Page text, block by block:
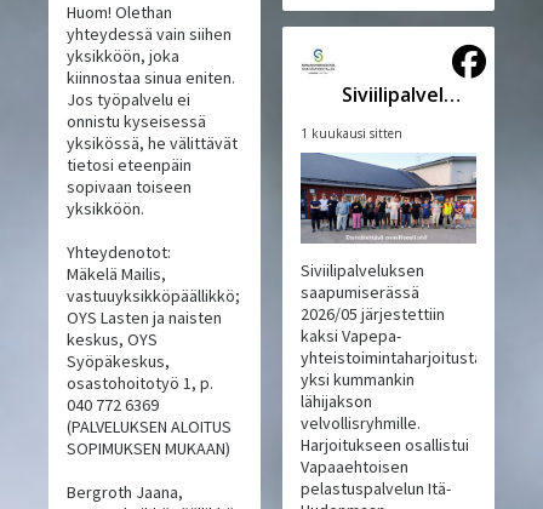
Huom! Olethan
yhteydessä vain siihen
yksikköön, joka
kiinnostaa sinua eniten.
Jos työpalvelu ei
onnistu kyseisessä
yksikössä, he välittävät
tietosi eteenpäin
sopivaan toiseen
yksikköön.
Yhteydenotot:
Mäkelä Mailis,
vastuuyksikköpäällikkö;
OYS Lasten ja naisten
keskus, OYS
Syöpäkeskus,
osastohoitotyö 1, p.
040 772 6369
(PALVELUKSEN ALOITUS
SOPIMUKSEN MUKAAN)
Bergroth Jaana,
Siviilipalveluskeskus
1 kuukausi sitten
Siviilipalveluksen
saapumiserässä
2026/05 järjestettiin
kaksi Vapepa-
yhteistoimintaharjoitusta,
yksi kummankin
lähijakson
velvollisryhmille.
Harjoitukseen osallistui
Vapaaehtoisen
pelastuspalvelun Itä-